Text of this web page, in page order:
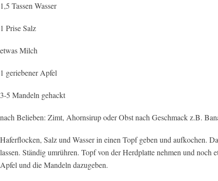
1,5 Tassen Wasser
1 Prise Salz
etwas Milch
1 geriebener Apfel
3-5 Mandeln gehackt
nach Belieben: Zimt, Ahornsirup oder Obst nach Geschmack z.B.
Haferflocken, Salz und Wasser in einen Topf geben und aufkochen.
lassen. Ständig umrühren. Topf von der Herdplatte nehmen und noch
Apfel und die Mandeln dazugeben.